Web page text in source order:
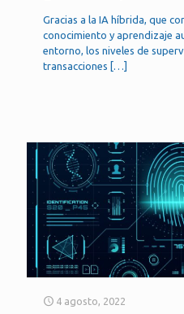
Gracias a la IA híbrida, que
conocimiento y aprendizaje
entorno, los niveles de
transacciones […]
4 agosto, 2022